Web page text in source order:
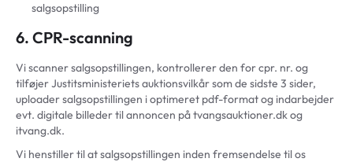
salgsopstilling
6. CPR-scanning
Vi scanner salgsopstillingen, kontrollerer den for cpr. nr. og
tilføjer Justitsministeriets auktionsvilkår som de sidste 3 sider,
uploader salgsopstillingen i optimeret pdf-format og indarbejder
evt. digitale billeder til annoncen på tvangsauktioner.dk og
itvang.dk.
Vi henstiller til at salgsopstillingen inden fremsendelse til os